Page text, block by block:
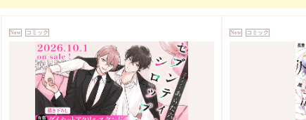
New コミック New コミック